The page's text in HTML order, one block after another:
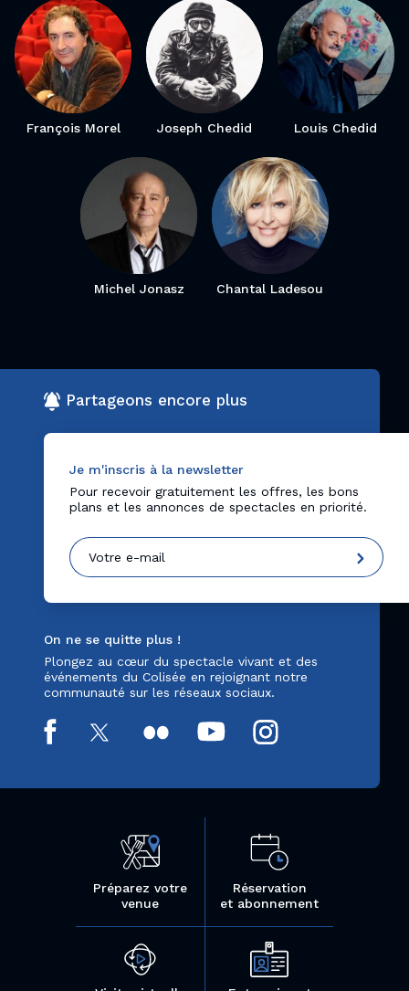
François Morel Joseph Chedid Louis Chedid
Michel Jonasz Chantal Ladesou
Partageons encore plus
Je m'inscris à la newsletter
Pour recevoir gratuitement les offres, les bons
plans et les annonces de spectacles en priorité.
On ne se quitte plus !
Plongez au cœur du spectacle vivant et des
événements du Colisée en rejoignant notre
communauté sur les réseaux sociaux.
Préparez votre
venue
Réservation
et abonnement